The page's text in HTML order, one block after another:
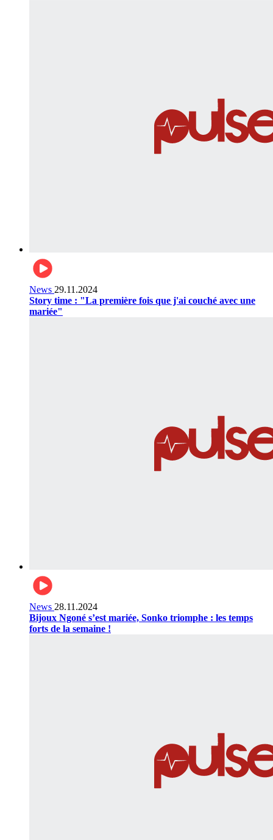
News 29.11.2024
Story time : "La première fois que j'ai couché avec une
mariée"
News 28.11.2024
Bijoux Ngoné s’est mariée, Sonko triomphe : les temps
forts de la semaine !